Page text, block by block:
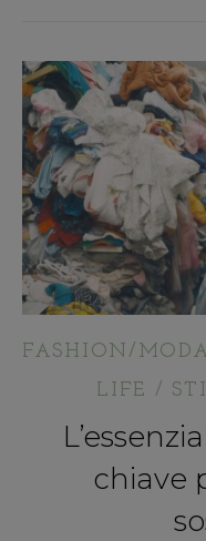
FASHION/
LIFE /
chiave